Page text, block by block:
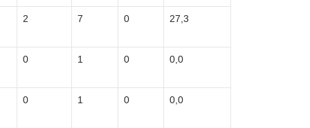
2 7 0 27,3
0 1 0 0,0
0 1 0 0,0